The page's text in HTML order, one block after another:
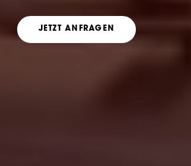
JETZT ANFRAGEN